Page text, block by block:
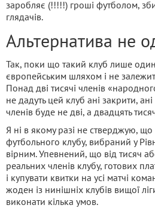
заробляє (!!!!!) гроші футболом,
глядачів.
Альтернатива не
Так, поки що такий клуб лише
європейським шляхом і не
Понад дві тисячі членів
не дадуть цей клуб ані закрити,
членів буде не дві, а двадцять
Я ні в якому разі не стверджую,
футбольного клубу, вибраний у
вірним. Упевнений, що від тисяч
реальних членів клубу, готових
і купувати квитки на усі матчі
жоден із нинішніх клубів вищої
виконати кілька умов.